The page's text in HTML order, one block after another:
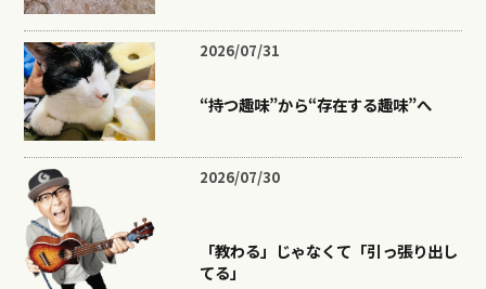
2026/07/31
“持つ趣味”から“存在する趣味”へ
2026/07/30
「教わる」じゃなくて「引っ張り出し
てる」